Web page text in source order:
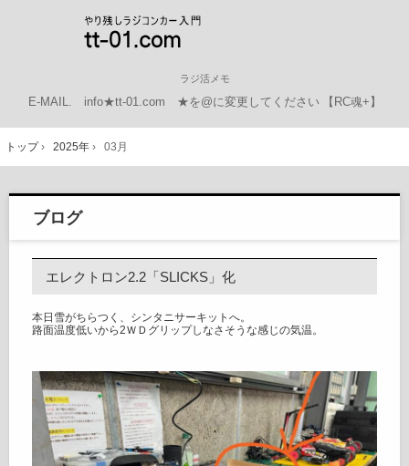
ラジ活メモ
E-MAIL. info★tt-01.com ★を@に変更してください 【RC魂+】
トップ› 2025年 › 03月
ブログ
エレクトロン2.2「SLICKS」化
本日雪がちらつく、シンタニサーキットへ。
路面温度低いから2ＷＤグリップしなさそうな感じの気温。